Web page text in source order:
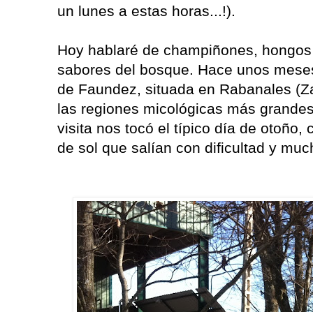
un lunes a estas horas...!).
Hoy hablaré de champiñones,
sabores del bosque. Hace unos
de Faundez, situada en Rabanales
las regiones micológicas más
visita nos tocó el típico día de otoño,
de sol que salían con dificultad y